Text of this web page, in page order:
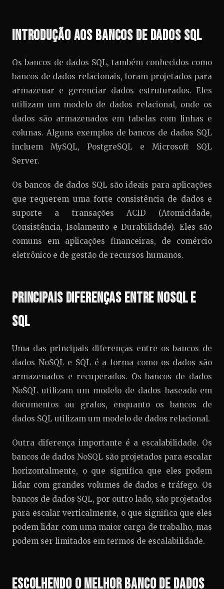
Introdução aos Bancos de Dados SQL
Os bancos de dados SQL, também conhecidos como
bancos de dados relacionais, foram projetados para
armazenar e gerenciar dados estruturados. Eles
utilizam um modelo de dados relacional, onde os
dados são armazenados em tabelas com linhas e
colunas. Alguns exemplos de bancos de dados SQL
incluem MySQL, PostgreSQL e Microsoft SQL
Server.
Os bancos de dados SQL são ideais para aplicações
que requerem uma forte consistência de dados e
suporte a transações ACID (Atomicidade,
Consistência, Isolamento e Durabilidade). Eles são
comuns em aplicações financeiras, de comércio
eletrônico e de gestão de recursos humanos.
Principais Diferenças entre NoSQL e
SQL
Uma das principais diferenças entre os bancos de
dados NoSQL e SQL é a forma como os dados são
armazenados e recuperados. Os bancos de dados
NoSQL utilizam um modelo de dados baseado em
documentos ou grafos, enquanto os bancos de
dados SQL utilizam um modelo de dados relacional.
Outra diferença importante é a escalabilidade. Os
bancos de dados NoSQL são projetados para escalar
horizontalmente, o que significa que eles podem
lidar com grandes volumes de dados e tráfego. Os
bancos de dados SQL, por outro lado, são projetados
para escalar verticalmente, o que significa que eles
podem lidar com uma maior carga de trabalho, mas
podem ser limitados em termos de escalabilidade.
Escolhendo o Melhor Banco de Dados